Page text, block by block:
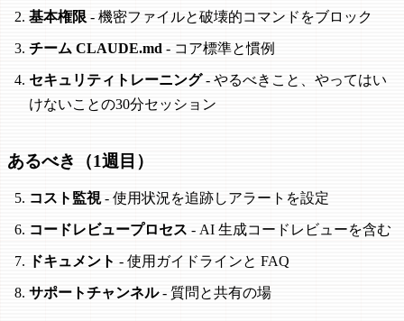
基本権限 - 機密ファイルと破壊的コマンドをブロック
チーム CLAUDE.md - コア標準と慣例
セキュリティトレーニング- やるべきこと、やってはい
けないことの30分セッション
あるべき（1週目）
コスト監視- 使用状況を追跡しアラートを設定
コードレビュープロセス - AI 生成コードレビューを含む
ドキュメント - 使用ガイドラインと FAQ
サポートチャンネル- 質問と共有の場